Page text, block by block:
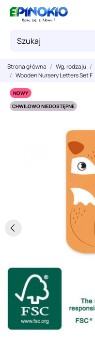
Strona główna Wg. rodzaju
Wooden Nursery Letters Set F
NOWY
CHWILOWO NIEDOSTĘPNE